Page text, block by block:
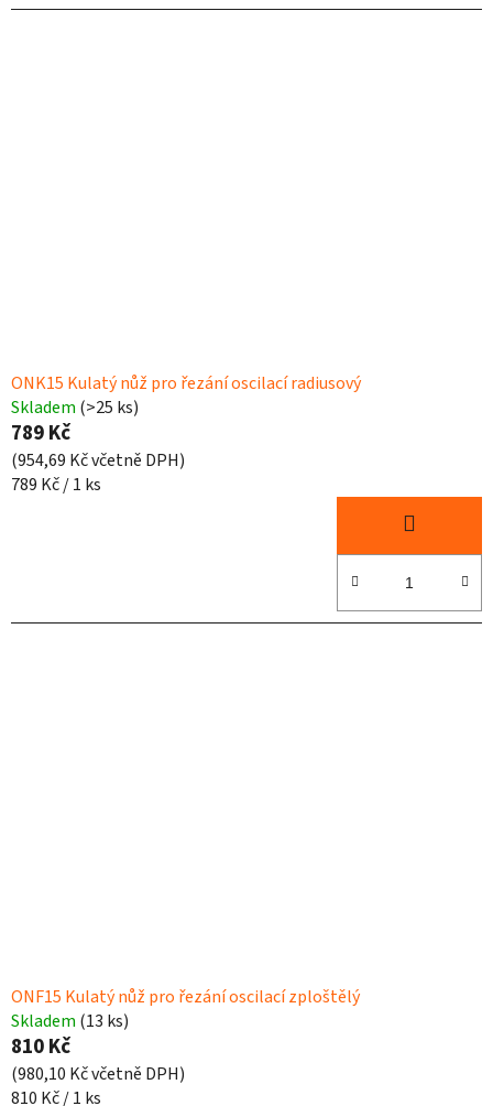
ONK15 Kulatý nůž pro řezání oscilací radiusový
Skladem (>25 ks)
789 Kč
(954,69 Kč včetně DPH)
Měrná
789 Kč / 1 ks
ONF15 Kulatý nůž pro řezání oscilací zploštělý
Skladem (13 ks)
810 Kč
(980,10 Kč včetně DPH)
Měrná
810 Kč / 1 ks